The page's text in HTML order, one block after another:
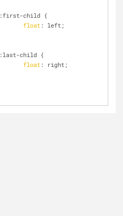
:first-child {
float : left;
:last-child {
float : right;